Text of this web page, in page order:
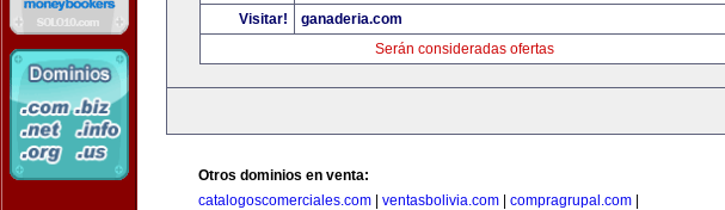
Visitar!
ganaderia.com
Serán consideradas ofertas
Otros dominios en venta:
catalogoscomerciales.com
ventasbolivia.com compragrupal.com